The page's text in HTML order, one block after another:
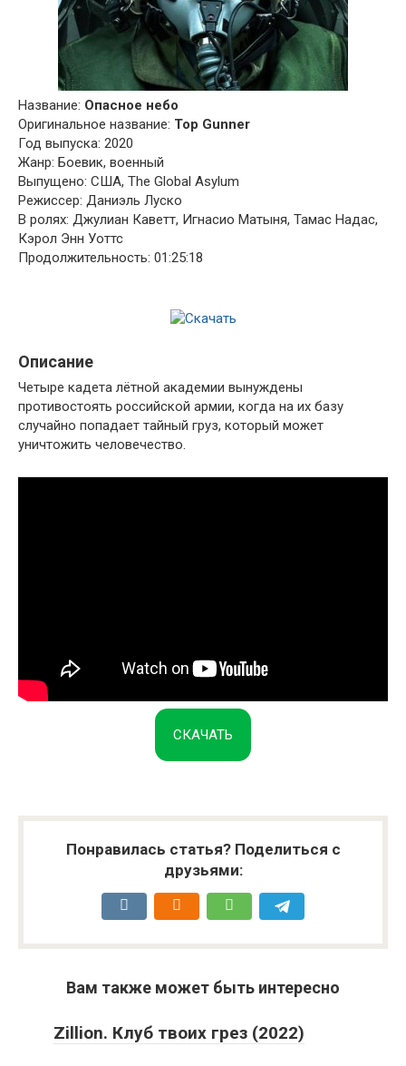
Название: Опасное небо
Оригинальное название: Top Gunner
Год выпуска: 2020
Жанр: Боевик, военный
Выпущено: США, The Global Asylum
Режиссер: Даниэль Луско
В ролях: Джулиан Каветт, Игнасио Матыня, Тамас Надас,
Кэрол Энн Уоттс
Продолжительность: 01:25:18
Описание
Четыре кадета лётной академии вынуждены
противостоять российской армии, когда на их базу
случайно попадает тайный груз, который может
уничтожить человечество.
СКАЧАТЬ
Понравилась статья? Поделиться с
друзьями:
Вам также может быть интересно
Zillion. Клуб твоих грез (2022)